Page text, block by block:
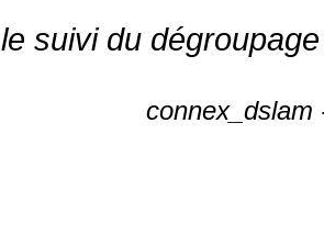
le suivi du
connex_dslam